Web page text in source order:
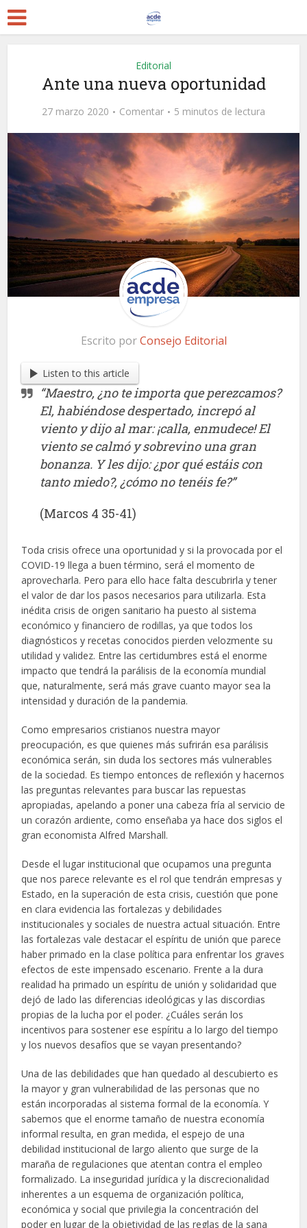
Editorial
Ante una nueva oportunidad
27 marzo 2020 Comentar 5 minutos de lectura
Escrito porConsejo Editorial
Listen to this article
“Maestro, ¿no te importa que perezcamos?
El, habiéndose despertado, increpó al
viento y dijo al mar: ¡calla, enmudece! El
viento se calmó y sobrevino una gran
bonanza. Y les dijo: ¿por qué estáis con
tanto miedo?, ¿cómo no tenéis fe?”
(Marcos 4 35-41)
Toda crisis ofrece una oportunidad y si la provocada por el
COVID-19 llega a buen término, será el momento de
aprovecharla. Pero para ello hace falta descubrirla y tener
el valor de dar los pasos necesarios para utilizarla. Esta
inédita crisis de origen sanitario ha puesto al sistema
económico y financiero de rodillas, ya que todos los
diagnósticos y recetas conocidos pierden velozmente su
utilidad y validez. Entre las certidumbres está el enorme
impacto que tendrá la parálisis de la economía mundial
que, naturalmente, será más grave cuanto mayor sea la
intensidad y duración de la pandemia.
Como empresarios cristianos nuestra mayor
preocupación, es que quienes más sufrirán esa parálisis
económica serán, sin duda los sectores más vulnerables
de la sociedad. Es tiempo entonces de reflexión y hacernos
las preguntas relevantes para buscar las repuestas
apropiadas, apelando a poner una cabeza fría al servicio de
un corazón ardiente, como enseñaba ya hace dos siglos el
gran economista Alfred Marshall.
Desde el lugar institucional que ocupamos una pregunta
que nos parece relevante es el rol que tendrán empresas y
Estado, en la superación de esta crisis, cuestión que pone
en clara evidencia las fortalezas y debilidades
institucionales y sociales de nuestra actual situación. Entre
las fortalezas vale destacar el espíritu de unión que parece
haber primado en la clase política para enfrentar los graves
efectos de este impensado escenario. Frente a la dura
realidad ha primado un espíritu de unión y solidaridad que
dejó de lado las diferencias ideológicas y las discordias
propias de la lucha por el poder. ¿Cuáles serán los
incentivos para sostener ese espíritu a lo largo del tiempo
y los nuevos desafíos que se vayan presentando?
Una de las debilidades que han quedado al descubierto es
la mayor y gran vulnerabilidad de las personas que no
están incorporadas al sistema formal de la economía. Y
sabemos que el enorme tamaño de nuestra economía
informal resulta, en gran medida, el espejo de una
debilidad institucional de largo aliento que surge de la
maraña de regulaciones que atentan contra el empleo
formalizado. La inseguridad jurídica y la discrecionalidad
inherentes a un esquema de organización política,
económica y social que privilegia la concentración del
poder en lugar de la objetividad de las reglas de la sana